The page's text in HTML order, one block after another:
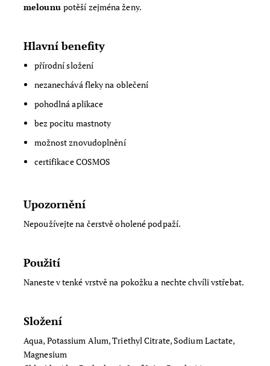
melounu potěší zejména ženy.
Hlavní benefity
přírodní složení
nezanechává fleky na oblečení
pohodlná aplikace
bez pocitu mastnoty
možnost znovudoplnění
certifikace COSMOS
Upozornění
Nepoužívejte na čerstvě oholené podpaží.
Použití
Naneste v tenké vrstvě na pokožku a nechte chvíli vstřebat.
Složení
Aqua, Potassium Alum, Triethyl Citrate, Sodium Lactate,
Magnesium